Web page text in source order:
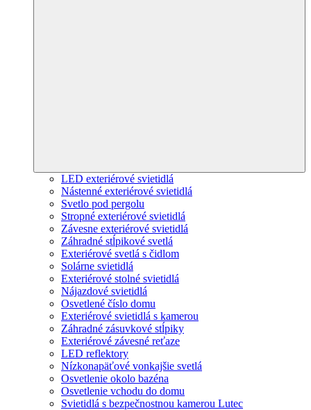
LED exteriérové svietidlá
Nástenné exteriérové svietidlá
Svetlo pod pergolu
Stropné exteriérové svietidlá
Závesne exteriérové svietidlá
Záhradné stĺpikové svetlá
Exteriérové svetlá s čidlom
Solárne svietidlá
Exteriérové stolné svietidlá
Nájazdové svietidlá
Osvetlené číslo domu
Exteriérové svietidlá s kamerou
Záhradné zásuvkové stĺpiky
Exteriérové závesné reťaze
LED reflektory
Nízkonapäťové vonkajšie svetlá
Osvetlenie okolo bazéna
Osvetlenie vchodu do domu
Svietidlá s bezpečnostnou kamerou Lutec